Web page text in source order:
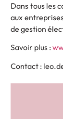
Dans tous les
aux
de gestion
Savoir plus :
Contact :